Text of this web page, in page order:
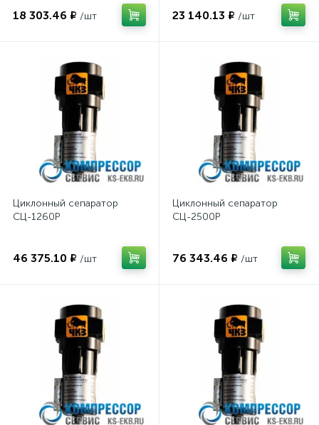
18 303.46 ₽ /шт 23 140.13 ₽ /шт
Циклонный сепаратор
СЦ-1260Р
46 375.10 ₽ /шт
Циклонный сепаратор
СЦ-2500Р
76 343.46 ₽ /шт